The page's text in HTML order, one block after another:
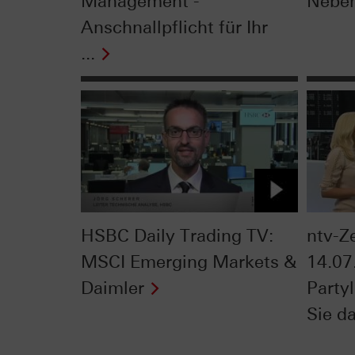
Anschnallpflicht für Ihr
...
HSBC Daily Trading TV:
MSCI Emerging Markets &
Daimler
ntv-
Sie